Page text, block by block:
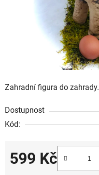
Zahradní figura do zahrady.
Dostupnost
Kód:
599 Kč